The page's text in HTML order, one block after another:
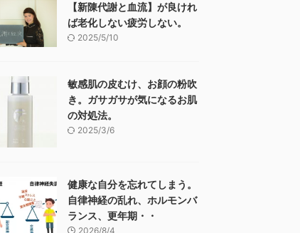
【新陳代謝と血流】が良けれ
ば老化しない疲労しない。
2025/5/10
敏感肌の皮むけ、お顔の粉吹
き。ガサガサが気になるお肌
の対処法。
2025/3/6
健康な自分を忘れてしまう。
自律神経の乱れ、ホルモンバ
ランス、更年期・・
2026/8/4